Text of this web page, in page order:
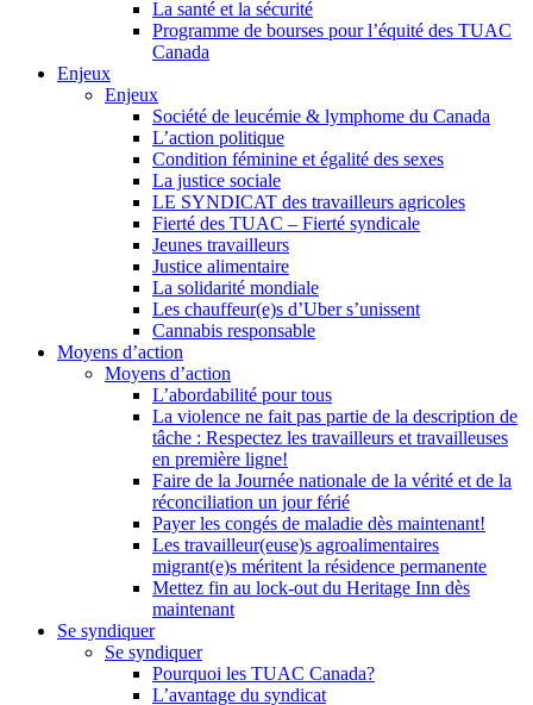
La santé et la sécurité
Programme de bourses pour l’équité des TUAC
Canada
Enjeux
Enjeux
Société de leucémie & lymphome du Canada
L’action politique
Condition féminine et égalité des sexes
La justice sociale
LE SYNDICAT des travailleurs agricoles
Fierté des TUAC – Fierté syndicale
Jeunes travailleurs
Justice alimentaire
La solidarité mondiale
Les chauffeur(e)s d’Uber s’unissent
Cannabis responsable
Moyens d’action
Moyens d’action
L’abordabilité pour tous
La violence ne fait pas partie de la description de
tâche : Respectez les travailleurs et travailleuses
en première ligne!
Faire de la Journée nationale de la vérité et de la
réconciliation un jour férié
Payer les congés de maladie dès maintenant!
Les travailleur(euse)s agroalimentaires
migrant(e)s méritent la résidence permanente
Mettez fin au lock-out du Heritage Inn dès
maintenant
Se syndiquer
Se syndiquer
Pourquoi les TUAC Canada?
L’avantage du syndicat